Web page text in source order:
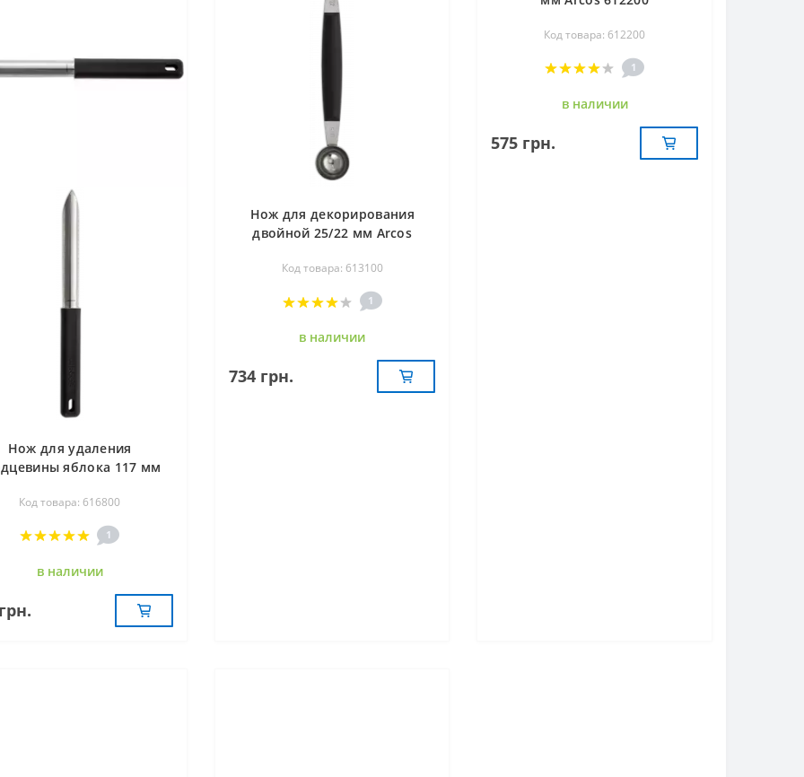
Нож для удаления
яблока 117 мм
Код товара: 616800
1
в наличии
Нож для декорирования
двойной 25/22 мм Arcos
Код товара: 613100
1
в наличии
734 грн.
Код товара: 612200
1
в наличии
575 грн.